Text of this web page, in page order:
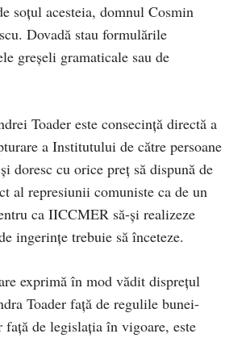
soțul acesteia, domnul Cosmin
Dovadă stau formulările
greșeli gramaticale sau de
Toader este consecință directă a
a Institutului de către persoane
doresc cu orice preț să dispună de
al represiunii comuniste ca de un
ca IICCMER să-și realizeze
ingerințe trebuie să înceteze.
exprimă în mod vădit disprețul
Toader față de regulile bunei-
de legislația în vigoare, este